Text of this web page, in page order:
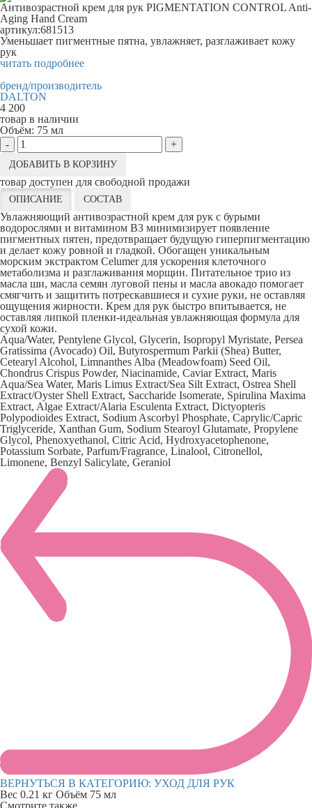
Антивозрастной крем для рук PIGMENTATION CONTROL Anti-
Aging Hand Cream
артикул:681513
Уменьшает пигментные пятна, увлажняет, разглаживает кожу
рук
читать подробнее
бренд/производитель
DALTON
4 200
товар в наличии
Объём: 75 мл
-
+
ДОБАВИТЬ В КОРЗИНУ
товар доступен для свободной продажи
ОПИСАНИЕ СОСТАВ
Увлажняющий антивозрастной крем для рук с бурыми
водорослями и витамином В3 минимизирует появление
пигментных пятен, предотвращает будущую гиперпигментацию
и делает кожу ровной и гладкой. Обогащен уникальным
морским экстрактом Celumer для ускорения клеточного
метаболизма и разглаживания морщин. Питательное трио из
масла ши, масла семян луговой пены и масла авокадо помогает
смягчить и защитить потрескавшиеся и сухие руки, не оставляя
ощущения жирности. Крем для рук быстро впитывается, не
оставляя липкой пленки-идеальная увлажняющая формула для
сухой кожи.
Aqua/Water, Pentylene Glycol, Glycerin, Isopropyl Myristate, Persea
Gratissima (Avocado) Oil, Butyrospermum Parkii (Shea) Butter,
Cetearyl Alcohol, Limnanthes Alba (Meadowfoam) Seed Oil,
Chondrus Crispus Powder, Niacinamide, Caviar Extract, Maris
Aqua/Sea Water, Maris Limus Extract/Sea Silt Extract, Ostrea Shell
Extract/Oyster Shell Extract, Saccharide Isomerate, Spirulina Maxima
Extract, Algae Extract/Alaria Esculenta Extract, Dictyopteris
Polypodioides Extract, Sodium Ascorbyl Phosphate, Caprylic/Capric
Triglyceride, Xanthan Gum, Sodium Stearoyl Glutamate, Propylene
Glycol, Phenoxyethanol, Citric Acid, Hydroxyacetophenone,
Potassium Sorbate, Parfum/Fragrance, Linalool, Citronellol,
Limonene, Benzyl Salicylate, Geraniol
ВЕРНУТЬСЯ В КАТЕГОРИЮ: УХОД ДЛЯ РУК
Вес 0.21 кг Объём 75 мл
Смотрите также